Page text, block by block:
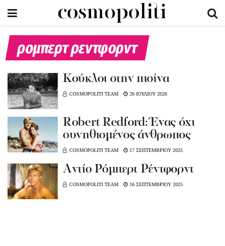
ρομπερτ ρεντφορντ
Koύκλοι στην πισίνα
COSMOPOLITI TEAM 26 ΙΟΥΛΙΟΥ 2026
Robert Redford: Ένας όχι
συνηθισμένος άνθρωπος
COSMOPOLITI TEAM 17 ΣΕΠΤΕΜΒΡΙΟΥ 2025
Aντίο Ρόμπερτ Ρέντφορντ
COSMOPOLITI TEAM 16 ΣΕΠΤΕΜΒΡΙΟΥ 2025